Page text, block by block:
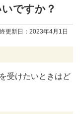
ですか？
更新日：2023年4月1日
受けたいときはど